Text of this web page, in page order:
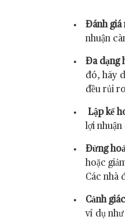
Đánh giá
nhuận
Đa dạng
đó, hãy
đều rủi
Lập kế
lợi nhuận
Đừng
hoặc
Các nhà
Cảnh
ví dụ